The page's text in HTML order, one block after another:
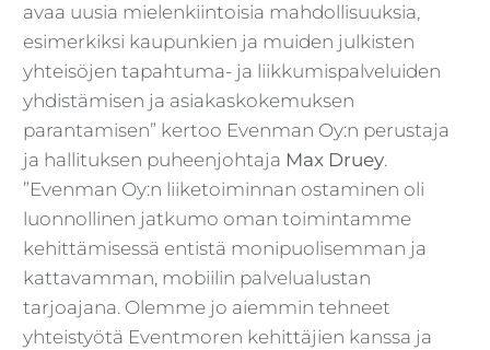
avaa uusia mielenkiintoisia mahdollisuuksia,
esimerkiksi kaupunkien ja muiden julkisten
yhteisöjen tapahtuma- ja liikkumispalveluiden
yhdistämisen ja asiakaskokemuksen
parantamisen” kertoo Evenman Oy:n perustaja
ja hallituksen puheenjohtaja Max Druey.
”Evenman Oy:n liiketoiminnan ostaminen oli
luonnollinen jatkumo oman toimintamme
kehittämisessä entistä monipuolisemman ja
kattavamman, mobiilin palvelualustan
tarjoajana. Olemme jo aiemmin tehneet
yhteistyötä Eventmoren kehittäjien kanssa ja